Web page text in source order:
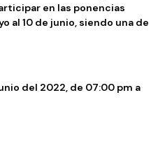
en las ponencias
al 10 de junio, siendo una de
del 2022, de 07:00 pm a